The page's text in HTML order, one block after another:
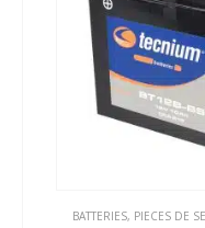
BATTERIES, PIECES DE